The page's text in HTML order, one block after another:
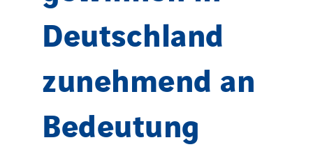
Deutschland
zunehmend an
Bedeutung